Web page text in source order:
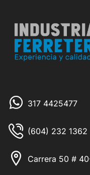
317 4425477
(604) 232 1362
Carrera 50 #